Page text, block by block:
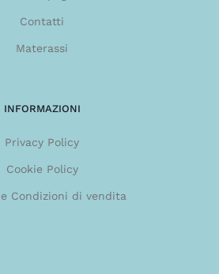
Contatti
Materassi
INFORMAZIONI
Privacy Policy
Cookie Policy
Condizioni di vendita